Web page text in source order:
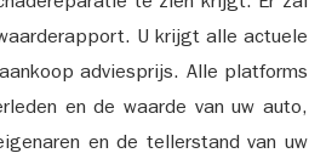
U krijgt alle actuele
adviesprijs. Alle platforms
en de waarde van uw auto,
en de tellerstand van uw